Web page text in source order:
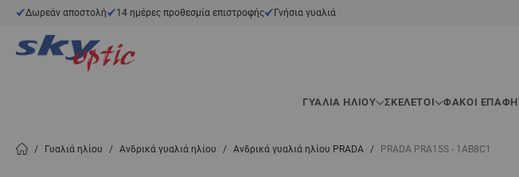
Μετάβαση στο περιεχόμενο
Δωρεάν αποστολή 14 ημέρες προθεσμία επιστροφής Γνήσια γυαλιά
ΓΥΑΛΙΆ ΗΛΊΟΥ ΣΚΕΛΕΤΟΊ ΦΑΚΟΙ
/ Γυαλιά ηλίου / Ανδρικά γυαλιά ηλίου / Ανδρικά γυαλιά ηλίου PRADA / PRADA PRA15S - 1AB8C1